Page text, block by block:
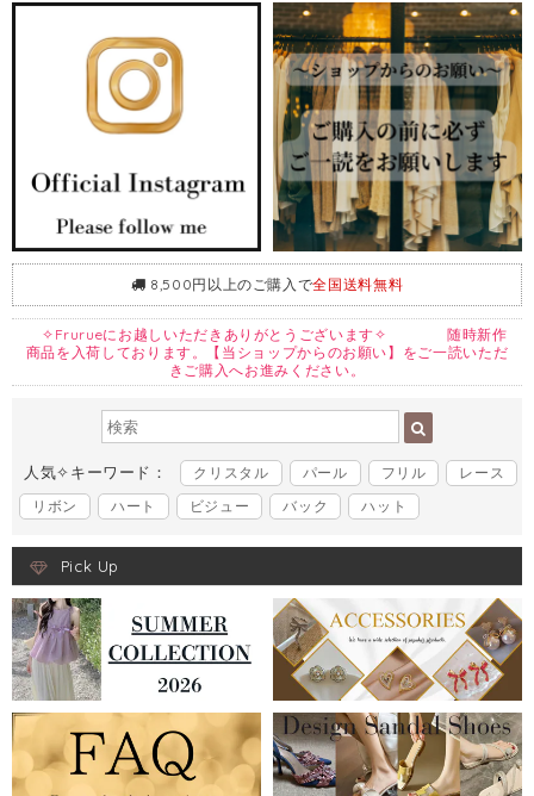
8,500円以上のご購入で全国送料無料
✧Frurueにお越しいただきありがとうございます✧ 随時新作
商品を入荷しております。【当ショップからのお願い】をご一読いただ
きご購入へお進みください。
人気✧キーワード： クリスタル パール フリル
レース
リボン
ハート ビジュー バック ハット
Pick Up